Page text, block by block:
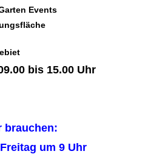
Events
bis 15.00 Uhr
brauchen:
um 9 Uhr